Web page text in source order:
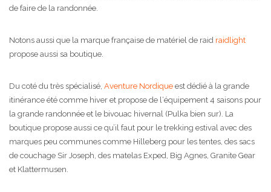
de faire de la randonnée.
Notons aussi que la marque française de matériel de raid raidlight
propose aussi sa boutique.
Du coté du très spécialisé, Aventure Nordique est dédié à la grande
itinérance été comme hiver et propose de l‘équipement 4 saisons pour
la grande randonnée et le bivouac hivernal (Pulka bien sur). La
boutique propose aussi ce qu’il faut pour le trekking estival avec des
marques peu communes comme Hilleberg pour les tentes, des sacs
de couchage Sir Joseph, des matelas Exped, Big Agnes, Granite Gear
et Klattermusen.